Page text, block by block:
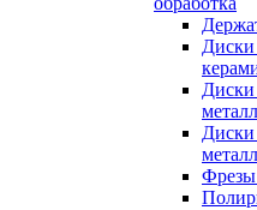
Диски
Диски
Диски
Фрезы